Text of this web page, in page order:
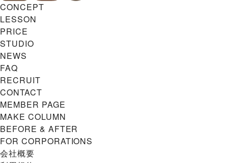
CONCEPT
LESSON
PRICE
STUDIO
NEWS
FAQ
RECRUIT
CONTACT
MEMBER PAGE
MAKE COLUMN
BEFORE & AFTER
FOR CORPORATIONS
会社概要